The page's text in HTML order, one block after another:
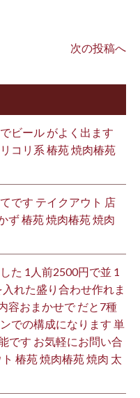
次の投稿へ
ビール がよく出ます
コリ系 椿苑 焼肉椿苑
です テイクアウト 店
ず 椿苑 焼肉椿苑 焼肉
た 1人前2500円で並 1
れた盛り合わせ作れま
容おまかせで だと7種
での構成になります 単
です お気軽にお問い合
椿苑 焼肉椿苑 焼肉 太